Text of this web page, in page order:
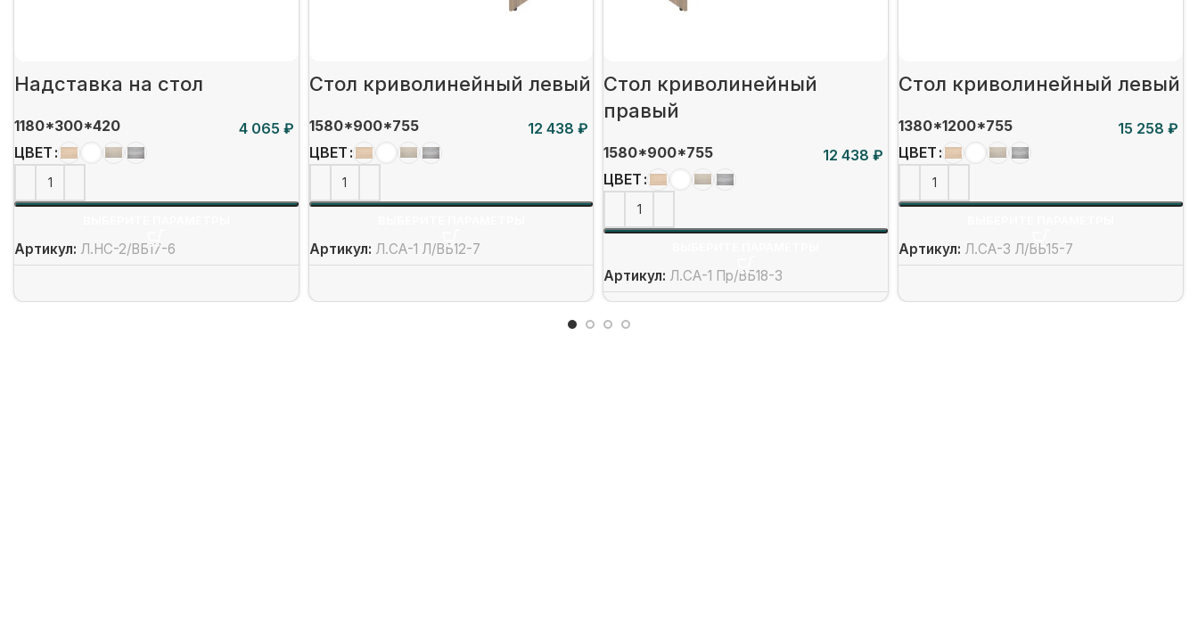
Надставка на стол
1180*300*420
₽
ЦВЕТ
Артикул: Л.НС-2/ВБ17-6
Стол криволинейный левый
1580*900*755
₽
ЦВЕТ
Артикул: Л.СА-1 Л/ВБ12-7
Стол криволинейный
правый
1580*900*755
₽
ЦВЕТ
Артикул: Л.СА-1 Пр/ВБ18-3
Стол криволинейный левый
1380*1200*755
₽
ЦВЕТ
Артикул: Л.СА-3 Л/ВБ15-7